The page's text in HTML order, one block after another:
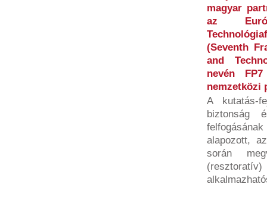
magyar
az
(Seventh
and
nevén
nemzetközi
A kutatás-
biztonság
alapozott,
során